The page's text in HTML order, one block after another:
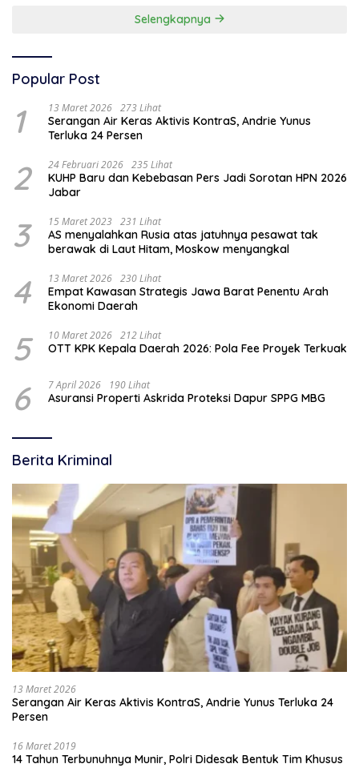
Selengkapnya
Popular Post
1 13 Maret 2026 273 Lihat
Serangan Air Keras Aktivis KontraS, Andrie Yunus
Terluka 24 Persen
2 24 Februari 2026 235 Lihat
KUHP Baru dan Kebebasan Pers Jadi Sorotan HPN 2026
Jabar
3 15 Maret 2023 231 Lihat
AS menyalahkan Rusia atas jatuhnya pesawat tak
berawak di Laut Hitam, Moskow menyangkal
4 13 Maret 2026 230 Lihat
Empat Kawasan Strategis Jawa Barat Penentu Arah
Ekonomi Daerah
5 10 Maret 2026 212 Lihat
OTT KPK Kepala Daerah 2026: Pola Fee Proyek Terkuak
6 7 April 2026 190 Lihat
Asuransi Properti Askrida Proteksi Dapur SPPG MBG
Berita Kriminal
13 Maret 2026
Serangan Air Keras Aktivis KontraS, Andrie Yunus Terluka 24
Persen
16 Maret 2019
14 Tahun Terbunuhnya Munir, Polri Didesak Bentuk Tim Khusus